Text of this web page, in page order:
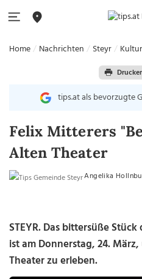
Home Nachrichten Steyr Kultur
tips.at als bevorzugte
Felix Mitterers
Alten Theater
Angelika
STEYR. Das bittersüße
ist am Donnerstag, 24.
Theater zu erleben.